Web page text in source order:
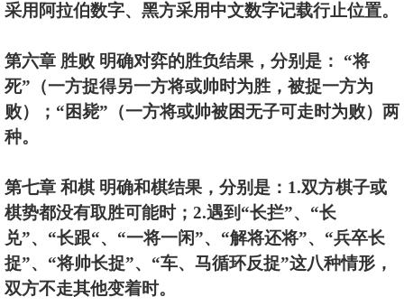
采用阿拉伯数字、黑方采用中文数字记载行止位置。
第六章 胜败 明确对弈的胜负结果，分别是： “将
死”（一方捉得另一方将或帅时为胜，被捉一方为
败）；“困毙”（一方将或帅被困无子可走时为败）两
种。
第七章 和棋 明确和棋结果，分别是：1.双方棋子或
棋势都没有取胜可能时；2.遇到“长拦”、“长
兑”、“长跟“、“一将一闲”、“解将还将”、“兵卒长
捉”、“将帅长捉”、“车、马循环反捉”这八种情形，
双方不走其他变着时。